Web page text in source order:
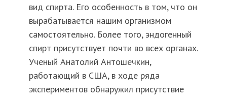
вид спирта. Его особенность в том, что он
вырабатывается нашим организмом
самостоятельно. Более того, эндогенный
спирт присутствует почти во всех органах.
Ученый Анатолий Антошечкин,
работающий в США, в ходе ряда
экспериментов обнаружил присутствие